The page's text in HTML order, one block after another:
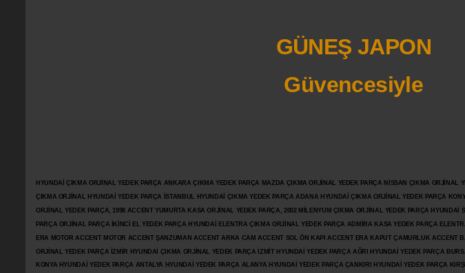
GÜNEŞ JAPON
Güvencesiyle
HYUNDAİ ÇIKMA ORJİNAL YEDEK PARÇA ANKARA ÇIKMA YEDEK PARÇA MAZDA ÇIKMA ORJİNAL YEDEK PARÇA NİSSAN ÇIKMA ORJİNAL
ÇIKMA ORJİNAL HYUNDAİ YEDEK PARÇA İSTANBUL HYUNDAİ ÇIKMA YEDEK PARÇA ADANA HYUNDAİ ÇIKMA ORJİNAL YEDEK PARÇA
ORJİNAL YEDEK PARÇA, 1998 ACCENT YUMURTA KASA ORJİNAL YEDEK PARÇA, 2002 MİLENYUM ÇIKMA ORJİNAL YEDEK PARÇA HYUNDAİ
PARÇA ORJİNAL PARÇA İKİNCİ EL YEDEK PARÇA HYUNDAİ ELENTRA ÇIKMA ORJİNAL YEDEK PARÇA ADMİRA KASA YEDEK PARÇA
ERA MOTOR ACCENT MOTOR ACCENT ŞANZUMAN ACCENT ARKA CAM ACCENT SOL ÖN KAPI ACCENT ERA KAPUT ÇAMURLUK ACCENT
ORJİNAL YEDEK PARÇA İZMİR HYUNDAİ ÇIKMA ORJİNAL YEDEK PARÇA İZMİT HYUNDAİ YEDEK PARÇA AĞRI HYUNDAİ YEDEK PARÇA
KONYA HYUNDAİ YEDEK PARÇA ANTALYA HYUNDAİ YEDEK PARÇA ALANYA HYUNDAİ YEDEK PARÇA ÇANKIRI HYUNDAİ YEDEK PARÇA